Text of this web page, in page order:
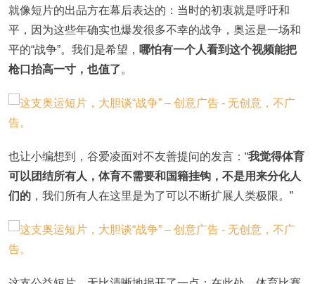
就像短片的出品方在幕后表达的：当时的初衷就是呼吁和
平，因为这些年确实也爆发很多不幸的战争，奥运是一场和
平的“战争”。我们是希望， 哪怕有一个人看到这个视频能把
枪口抬高一寸，也值了。
也让小编想到，谷爱凌面对不友善提问的发言：“我觉得体育
可以团结所有人，体育不需要和国籍挂钩，不是用来分化人
们的 ，我们所有人在这里是为了可以不断扩展人类极限。”